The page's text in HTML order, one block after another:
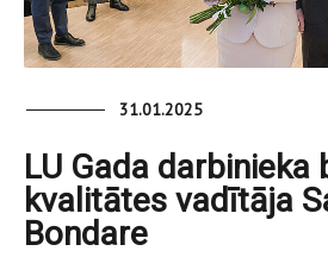
31.01.2025
LU Gada darbinieka
kvalitātes vadītāja
Bondare